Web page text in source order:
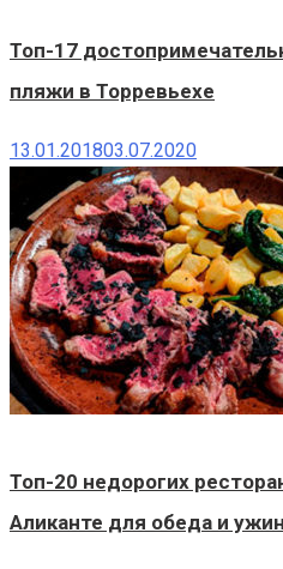
Топ-17
пляжи в Торревьехе
13.01.201803.07.2020
Топ-20 недорогих
Аликанте для обеда и